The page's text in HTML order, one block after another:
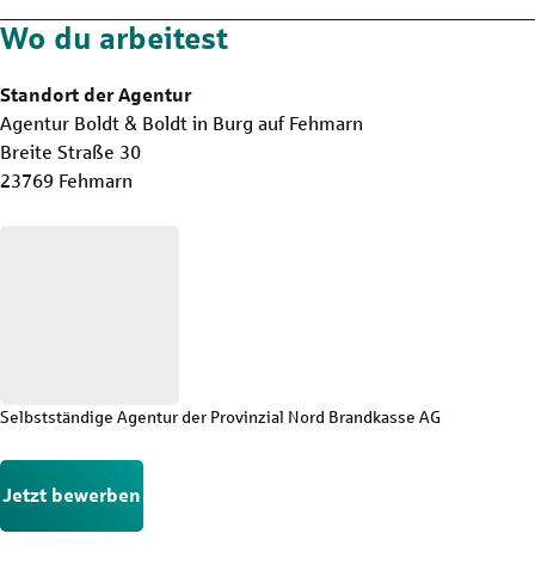
Wo du arbeitest
Standort der Agentur
Agentur Boldt & Boldt in Burg auf Fehmarn
Breite Straße 30
23769 Fehmarn
Selbstständige Agentur der Provinzial Nord Brandkasse AG
Jetzt bewerben